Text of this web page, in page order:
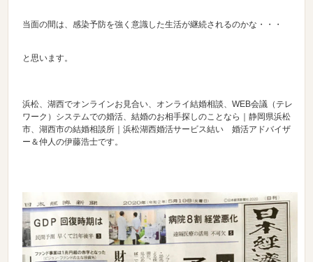
当面の間は、感染予防を強く意識した生活が継続されるのかな・・・
と思います。
浜松、湖西でオンラインお見合い、オンライ結婚相談、WEB会議（テレ
ワーク）システムでの婚活、結婚のお相手探しのことなら｜静岡県浜松
市、湖西市の結婚相談所｜浜松湖西婚活サービス結い 婚活アドバイザ
ー＆仲人の伊藤浩士です。